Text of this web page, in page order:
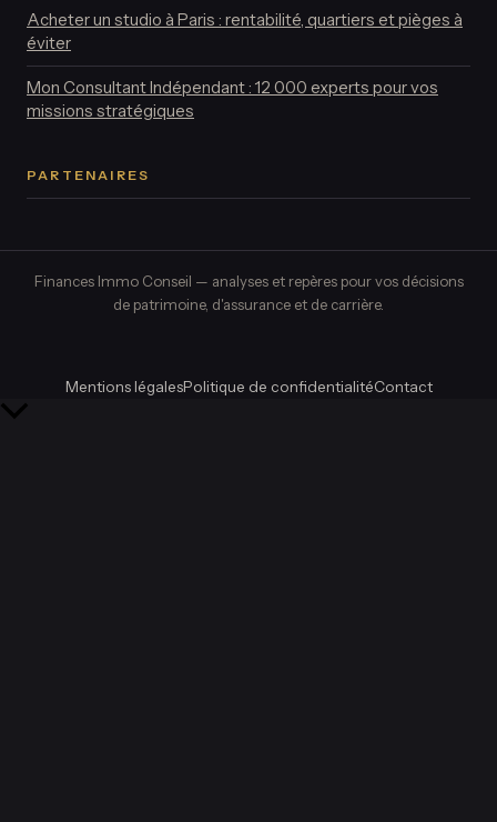
Acheter un studio à Paris : rentabilité, quartiers et pièges à
éviter
Mon Consultant Indépendant : 12 000 experts pour vos
missions stratégiques
PARTENAIRES
Finances Immo Conseil — analyses et repères pour vos décisions
de patrimoine, d'assurance et de carrière.
Mentions légalesPolitique de confidentialitéContact